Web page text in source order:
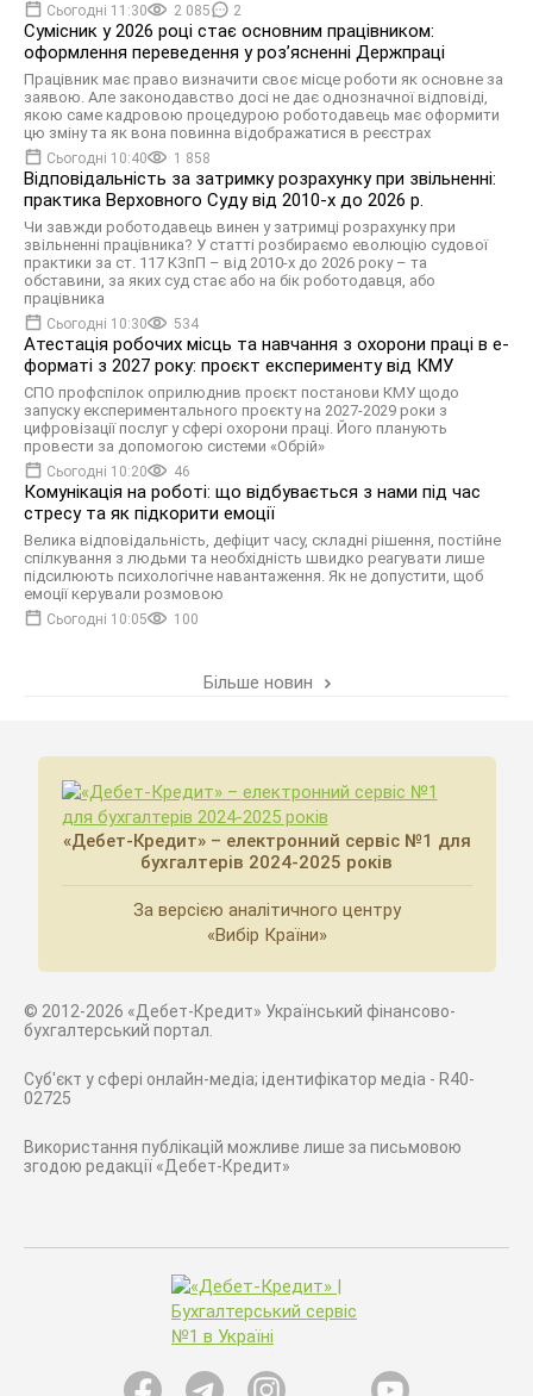
Сьогодні 11:30 2 085 2
Сумісник у 2026 році стає основним працівником:
оформлення переведення у розʼясненні Держпраці
Працівник має право визначити своє місце роботи як основне за
заявою. Але законодавство досі не дає однозначної відповіді,
якою саме кадровою процедурою роботодавець має оформити
цю зміну та як вона повинна відображатися в реєстрах
Сьогодні 10:40 1 858
Відповідальність за затримку розрахунку при звільненні:
практика Верховного Суду від 2010-х до 2026 р.
Чи завжди роботодавець винен у затримці розрахунку при
звільненні працівника? У статті розбираємо еволюцію судової
практики за ст. 117 КЗпП – від 2010-х до 2026 року – та
обставини, за яких суд стає або на бік роботодавця, або
працівника
Сьогодні 10:30 534
Атестація робочих місць та навчання з охорони праці в е-
форматі з 2027 року: проєкт експерименту від КМУ
СПО профспілок оприлюднив проєкт постанови КМУ щодо
запуску експериментального проєкту на 2027-2029 роки з
цифровізації послуг у сфері охорони праці. Його планують
провести за допомогою системи «Обрій»
Сьогодні 10:20 46
Комунікація на роботі: що відбувається з нами під час
стресу та як підкорити емоції
Велика відповідальність, дефіцит часу, складні рішення, постійне
спілкування з людьми та необхідність швидко реагувати лише
підсилюють психологічне навантаження. Як не допустити, щоб
емоції керували розмовою
Сьогодні 10:05 100
Більше новин
«Дебет-Кредит» – електронний сервіс №1 для
бухгалтерів 2024-2025 років
За версією аналітичного центру
«Вибір Країни»
© 2012-2026 «Дебет-Кредит» Український фінансово-
бухгалтерський портал.
Суб'єкт у сфері онлайн-медіа; ідентифікатор медіа - R40-
02725
Використання публікацій можливе лише за письмовою
згодою редакції «Дебет-Кредит»